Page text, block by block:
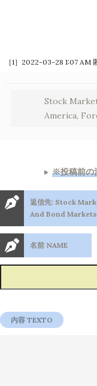
［1］2022-03-28 1:07 AM
Stock
America,
※投稿前
返信先: Stock
And Bond Markets
名前 NAME